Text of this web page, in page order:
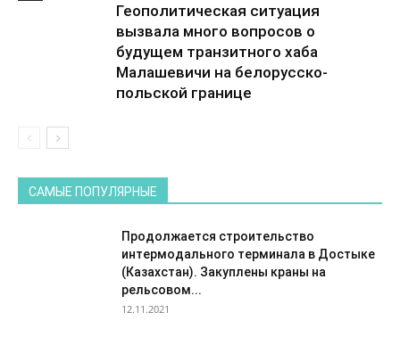
Геополитическая ситуация
вызвала много вопросов о
будущем транзитного хаба
Малашевичи на белорусско-
польской границе
САМЫЕ ПОПУЛЯРНЫЕ
Продолжается строительство
интермодального терминала в Достыке
(Казахстан). Закуплены краны на
рельсовом...
12.11.2021